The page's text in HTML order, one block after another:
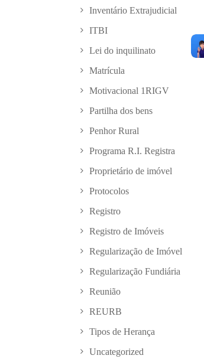
Inventário Extrajudicial
ITBI
Lei do inquilinato
Matrícula
Motivacional 1RIGV
Partilha dos bens
Penhor Rural
Programa R.I. Registra
Proprietário de imóvel
Protocolos
Registro
Registro de Imóveis
Regularização de Imóvel
Regularização Fundiária
Reunião
REURB
Tipos de Herança
Uncategorized